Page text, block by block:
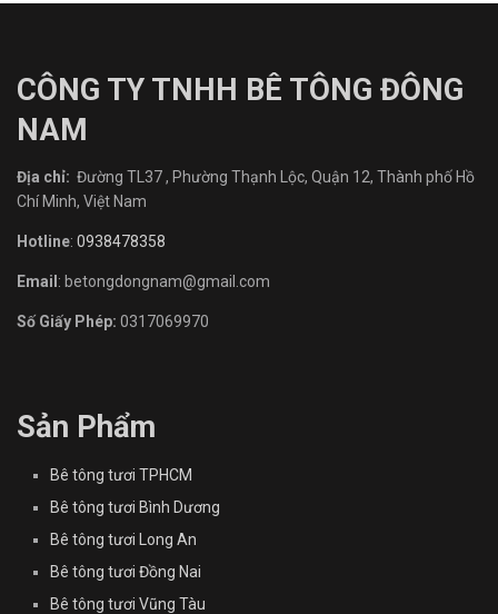
CÔNG TY TNHH BÊ TÔNG ĐÔNG
NAM
Địa chỉ: Đường TL37 , Phường Thạnh Lộc, Quận 12, Thành phố Hồ
Chí Minh, Việt Nam
Hotline: 0938478358
Email : betongdongnam@gmail.com
Số Giấy Phép: 0317069970
Sản Phẩm
Bê tông tươi TPHCM
Bê tông tươi Bình Dương
Bê tông tươi Long An
Bê tông tươi Đồng Nai
Bê tông tươi Vũng Tàu